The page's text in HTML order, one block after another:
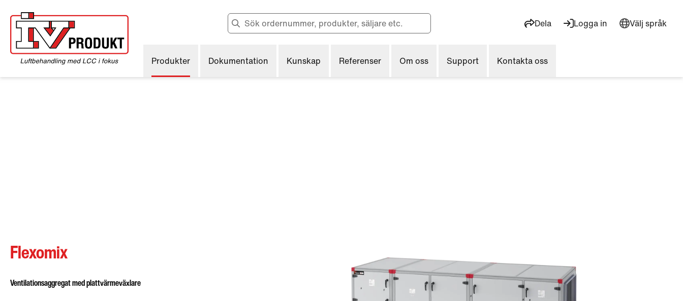
Change to English? Dela Logga in Välj språk
Produkter Dokumentation Kunskap Referenser Om oss Support Kontakta oss
Flexomix
Ventilationsaggregat med plattvärmeväxlare